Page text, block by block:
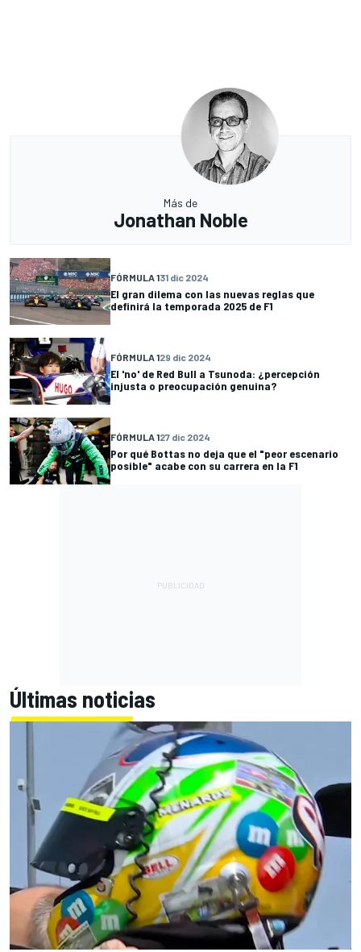
Más de
Jonathan Noble
FÓRMULA 131 dic 2024
El gran dilema con las nuevas reglas que
definirá la temporada 2025 de F1
FÓRMULA 129 dic 2024
El 'no' de Red Bull a Tsunoda: ¿percepción
injusta o preocupación genuina?
FÓRMULA 127 dic 2024
Por qué Bottas no deja que el "peor escenario
posible" acabe con su carrera en la F1
Últimas noticias